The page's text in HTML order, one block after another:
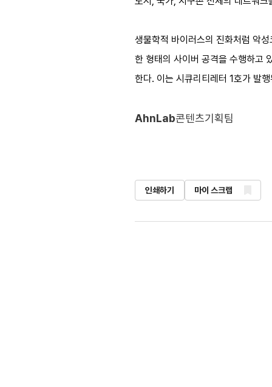
생물학적 바이러스의 진화처럼 악
한 형태의 사이버 공격을 수행하고
한다. 이는 시큐리티레터 1호가 발
AhnLab콘텐츠기획팀
인쇄하기 마이 스크랩